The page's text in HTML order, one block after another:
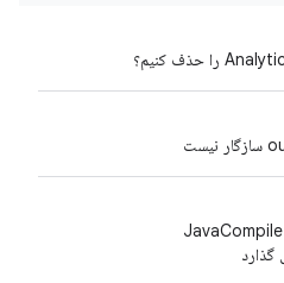
تنظیم زنجیره ابزار JVM بر مقدار JavaCompile